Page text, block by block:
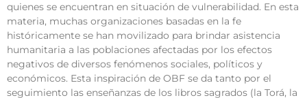
quienes se encuentran en situación de vulnerabilidad. En esta
materia, muchas organizaciones basadas en la fe
históricamente se han movilizado para brindar asistencia
humanitaria a las poblaciones afectadas por los efectos
negativos de diversos fenómenos sociales, políticos y
económicos. Esta inspiración de OBF se da tanto por el
seguimiento las enseñanzas de los libros sagrados (la Torá, la